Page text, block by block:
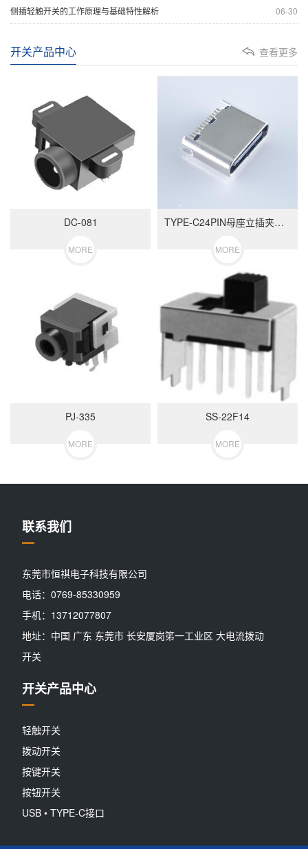
06-30
侧插轻触开关的工作原理与基础特性解析
查看更多
开关产品中心
DC-081
MORE
TYPE-C24PIN母座立插夹板短体
MORE
PJ-335
MORE
SS-22F14
MORE
联系我们
东莞市恒祺电子科技有限公司
电话：0769-85330959
手机：13712077807
地址：中国 广东 东莞市 长安厦岗笫一工业区 大电流拨动
开关
开关产品中心
轻触开关
拨动开关
按键开关
按钮开关
USB • TYPE-C接口